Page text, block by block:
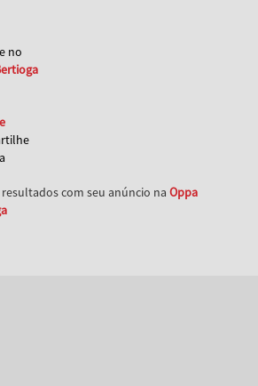
no
resultados com seu anúncio na Oppa